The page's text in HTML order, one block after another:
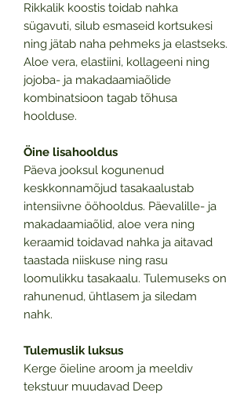
Rikkalik koostis toidab nahka
sügavuti, silub esmaseid kortsukesi
ning jätab naha pehmeks ja elastseks.
Aloe vera, elastiini, kollageeni ning
jojoba- ja makadaamiaõlide
kombinatsioon tagab tõhusa
hoolduse.
Öine lisahooldus
Päeva jooksul kogunenud
keskkonnamõjud tasakaalustab
intensiivne ööhooldus. Päevalille- ja
makadaamiaõlid, aloe vera ning
keraamid toidavad nahka ja aitavad
taastada niiskuse ning rasu
loomulikku tasakaalu. Tulemuseks on
rahunenud, ühtlasem ja siledam
nahk.
Tulemuslik luksus
Kerge õieline aroom ja meeldiv
tekstuur muudavad Deep